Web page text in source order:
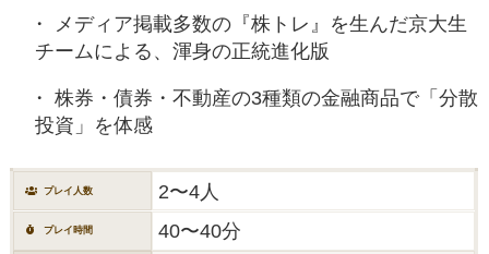
メディア掲載多数の『株トレ』を生んだ京大生
チームによる、渾身の正統進化版
株券・債券・不動産の3種類の金融商品で「分散
投資」を体感
プレイ人数 2〜4人
プレイ時間 40〜40分